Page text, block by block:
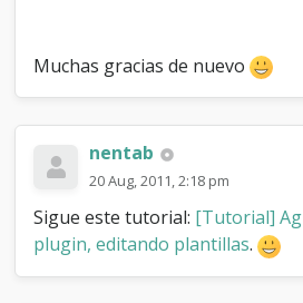
Muchas gracias de nuevo
nentab
20 Aug, 2011, 2:18 pm
Sigue este tutorial: [Tutorial]
plugin, editando plantillas.